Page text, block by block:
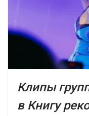
Клипы
в Книгу